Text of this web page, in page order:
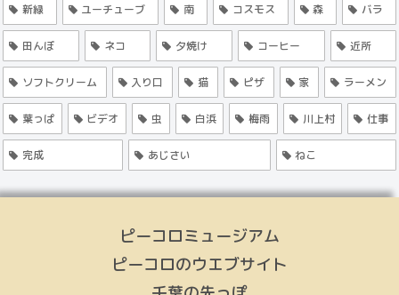
新緑 ユーチューブ 南 コスモス 森 バラ
田んぼ ネコ 夕焼け コーヒー 近所
ソフトクリーム 入り口 猫 ピザ 家 ラーメン
葉っぱ ビデオ 虫 白浜 梅雨 川上村 仕事
完成 あじさい ねこ
ピーコロミュージアム
ピーコロのウエブサイト